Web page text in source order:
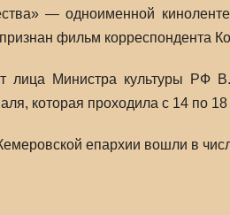
— одноименной
фильм корреспондента
лица Министра культуры РФ
которая проходила с 14 по
епархии вошли в